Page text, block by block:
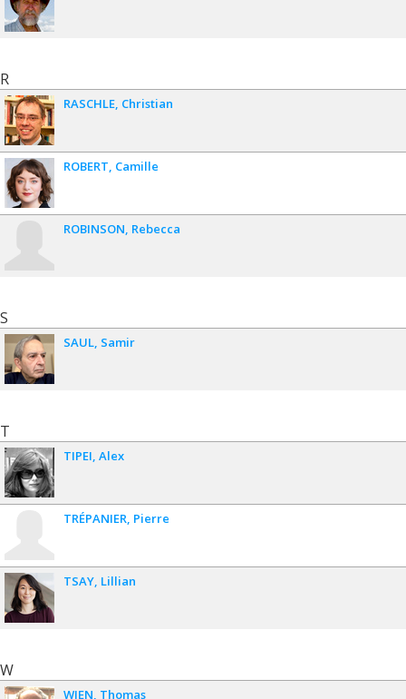
R
RASCHLE Christian
ROBERT Camille
ROBINSON Rebecca
S
SAUL Samir
T
TIPEI Alex
TRÉPANIER Pierre
TSAY Lillian
W
WIEN Thomas